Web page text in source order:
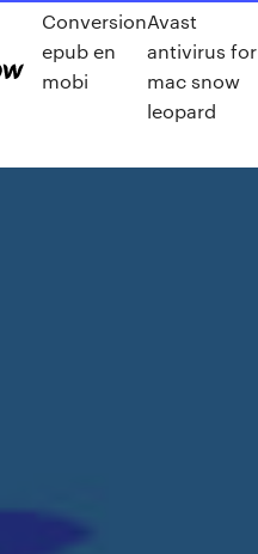
Conversion
epub en
mobi
Avast
antivirus for
mac snow
leopard